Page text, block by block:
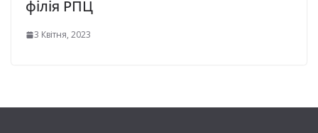
філія РПЦ
3 Квітня, 2023